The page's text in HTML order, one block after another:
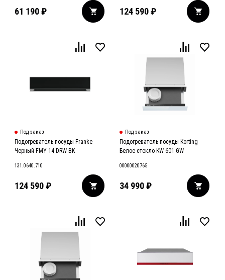
61 190₽ 124 590 ₽
Под заказ
Подогреватель посуды Franke
Черный FMY 14 DRW BK
131.0640.710
124 590₽
Под заказ
Подогреватель посуды Korting
Белое стекло KW 601 GW
00000020765
34 990 ₽